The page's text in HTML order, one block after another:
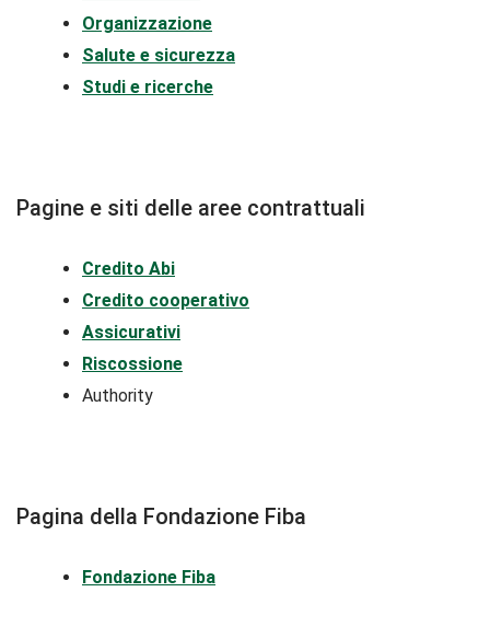
Organizzazione
Salute e sicurezza
Studi e ricerche
Pagine e siti delle aree contrattuali
Credito Abi
Credito cooperativo
Assicurativi
Riscossione
Authority
Pagina della Fondazione Fiba
Fondazione Fiba